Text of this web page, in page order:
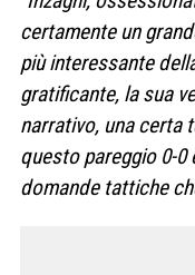
certamente un
più interessante
gratificante, la sua
narrativo, una certa
questo pareggio 0-
domande tattiche